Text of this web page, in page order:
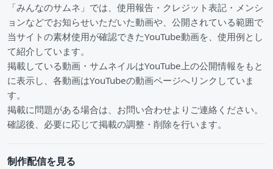
「みんなのサムネ」では、使用報告・クレジット表記・メンシ
ョンなどでお知らせいただいた動画や、公開されている範囲で
当サイトの素材使用が確認できたYouTube動画を、使用例とし
て紹介しています。
掲載している動画・サムネイルはYouTube上の公開情報をもと
に表示し、各動画はYouTubeの動画ページへリンクしていま
す。
掲載に問題がある場合は、お問い合わせよりご連絡ください。
確認後、必要に応じて掲載の調整・削除を行います。
制作配信を見る